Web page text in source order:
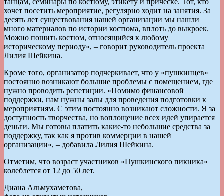
хочет посетить мероприятие, регулярно ходит на занятия. За
десять лет существования нашей организации мы нашли
много материалов по истории костюма, вплоть до выкроек.
Можно пошить костюм, относящийся к любому
историческому периоду», – говорит руководитель проекта
Лилия Шейкина.
Кроме того, организатор подчеркивает, что у «пушкинцев»
постоянно возникают большие проблемы с помещением, где
нужно проводить репетиции. «Помимо финансовой
поддержки, нам нужны залы для проведения подготовки к
мероприятиям. С этим постоянно возникают сложности. Я за
доступность творчества, но воплощение всех идей упирается
деньги. Мы готовы платить какие-то небольшие средства за
поддержку, так как я против коммерции в нашей
организации», – добавила Лилия Шейкина.
Отметим, что возраст участников «Пушкинского пикника»
колеблется от 12 до 50 лет.
Диана Альмухаметова,